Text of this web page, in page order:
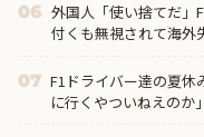
06 外国人「使い捨てだ」
付くも無視されて海外
07 F1ドライバー達の夏休
に行くやついねえのか